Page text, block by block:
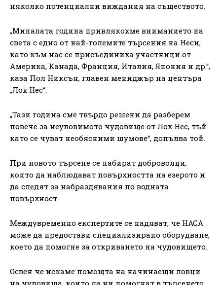
няколко потенциални виждания на съществото.
„Миналата година привлякохме вниманието на
света с едно от най-големите търсения на Неси,
като към нас се присъединиха участници от
Америка, Канада, Франция, Италия, Япония и др.“,
каза Пол Никсън, главен мениджър на центъра
„Лох Нес“.
„Тази година сме твърдо решени да разберем
повече за неуловимото чудовище от Лох Нес, тъй
като се чуват необясними шумове“, допълва той.
При новото търсене се набират доброволци,
които да наблюдават повърхността на езерото и
да следят за набраздявания по водната
повърхност.
Междувременно експертите се надяват, че НАСА
може да предостави специализирано оборудване,
което да помогне за откриването на чудовището.
Освен че искаме помощта на начинаещи ловци
на чудовища, които да ни помогнат в търсенето,